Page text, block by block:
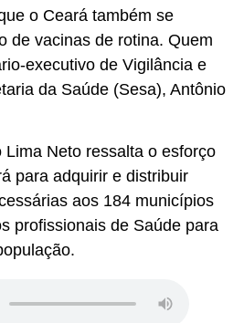
o Ceará também se
de vacinas de rotina. Quem
executivo de Vigilância e
da Saúde (Sesa), Antônio
Lima Neto ressalta o esforço
para adquirir e distribuir
aos 184 municípios
profissionais de Saúde para